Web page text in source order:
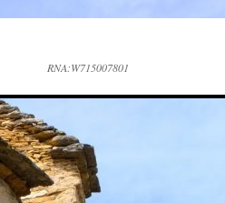
RNA:W715007801